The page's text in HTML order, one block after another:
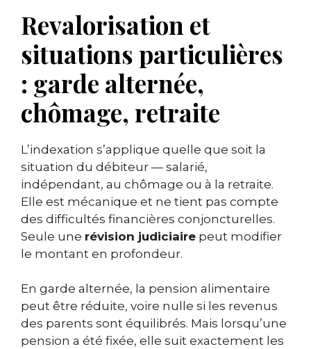
Revalorisation et
situations particulières
: garde alternée,
chômage, retraite
L’indexation s’applique quelle que soit la
situation du débiteur — salarié,
indépendant, au chômage ou à la retraite.
Elle est mécanique et ne tient pas compte
des difficultés financières conjoncturelles.
Seule une révision judiciaire peut modifier
le montant en profondeur.
En garde alternée, la pension alimentaire
peut être réduite, voire nulle si les revenus
des parents sont équilibrés. Mais lorsqu’une
pension a été fixée, elle suit exactement les